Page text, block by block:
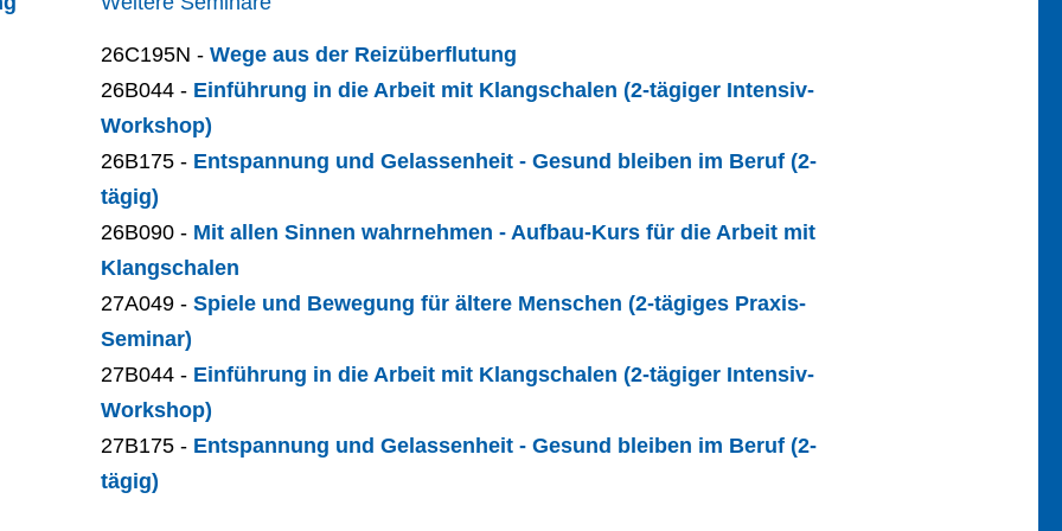
26C195N -Wege aus der Reizüberflutung
26B044 - Einführung in die Arbeit mit Klangschalen (2-tägiger Intensiv-
Workshop)
26B175 - Entspannung und Gelassenheit - Gesund bleiben im Beruf (2-
tägig)
26B090 - Mit allen Sinnen wahrnehmen - Aufbau-Kurs für die Arbeit mit
Klangschalen
27A049 -Spiele und Bewegung für ältere Menschen (2-tägiges Praxis-
Seminar)
27B044 - Einführung in die Arbeit mit Klangschalen (2-tägiger Intensiv-
Workshop)
27B175 - Entspannung und Gelassenheit - Gesund bleiben im Beruf (2-
tägig)